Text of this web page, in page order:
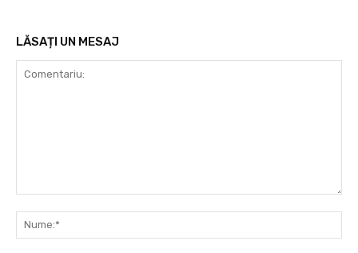
LĂSAȚI UN MESAJ